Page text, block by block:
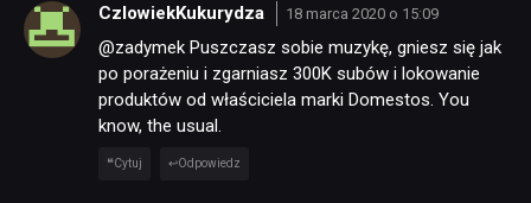
CzlowiekKukurydza 18 marca 2020 o 15:09
@zadymek Puszczasz sobie muzykę, gniesz się jak
po porażeniu i zgarniasz 300K subów i lokowanie
produktów od właściciela marki Domestos. You
know, the usual.
Cytuj Odpowiedz